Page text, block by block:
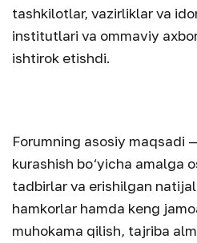
tashkilotlar, vazirliklar va
institutlari va ommaviy
ishtirok etishdi.
Forumning asosiy maqsadi
kurashish bo‘yicha amalga
tadbirlar va erishilgan
hamkorlar hamda keng
muhokama qilish, tajriba